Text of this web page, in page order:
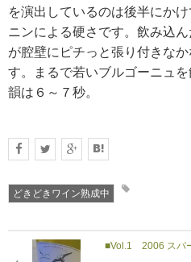
を演出しているのは後半にか
ニンによる硬さです。飲み込
が腔壁にピチっと張り付きな
す。まるで若いブルゴーニュ
韻は６～７秒。
どきどきワイン熟成中
■Vol.1 2006 スパ